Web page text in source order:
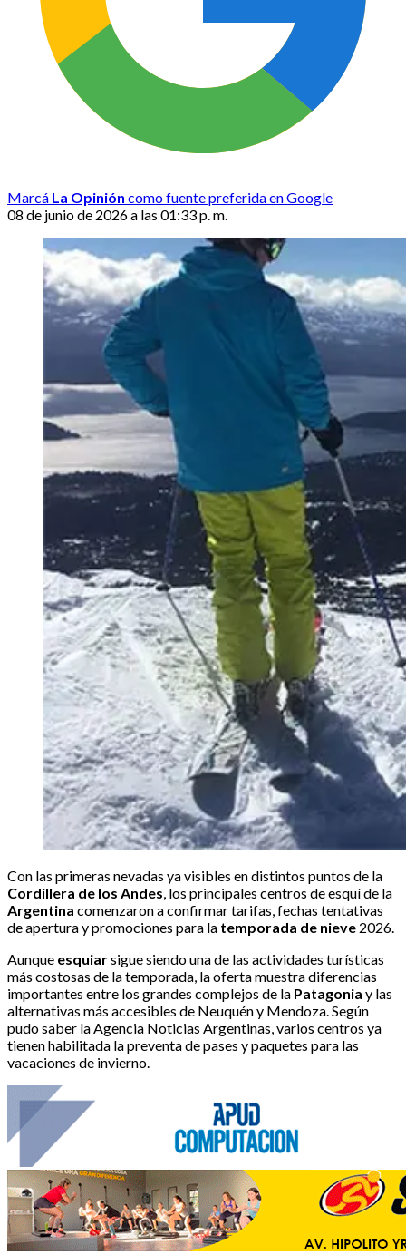
Marcá La Opinión como fuente preferida en Google
08 de junio de 2026 a las 01:33 p. m.
Con las primeras nevadas ya visibles en distintos puntos de la
Cordillera de los Andes, los principales centros de esquí de la
Argentina comenzaron a confirmar tarifas, fechas tentativas
de apertura y promociones para la temporada de nieve 2026.
Aunque esquiarsigue siendo una de las actividades turísticas
más costosas de la temporada, la oferta muestra diferencias
importantes entre los grandes complejos de la Patagonia y las
alternativas más accesibles de Neuquén y Mendoza. Según
pudo saber la Agencia Noticias Argentinas, varios centros ya
tienen habilitada la preventa de pases y paquetes para las
vacaciones de invierno.